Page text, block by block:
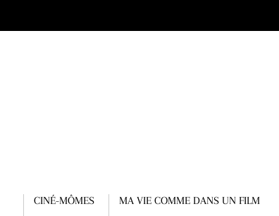
CINÉ-MÔMES
MA VIE COMME DANS UN FILM